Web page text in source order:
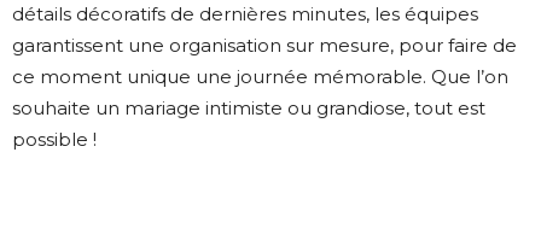
détails décoratifs de dernières minutes, les équipes
garantissent une organisation sur mesure, pour faire de
ce moment unique une journée mémorable. Que l’on
souhaite un mariage intimiste ou grandiose, tout est
possible !